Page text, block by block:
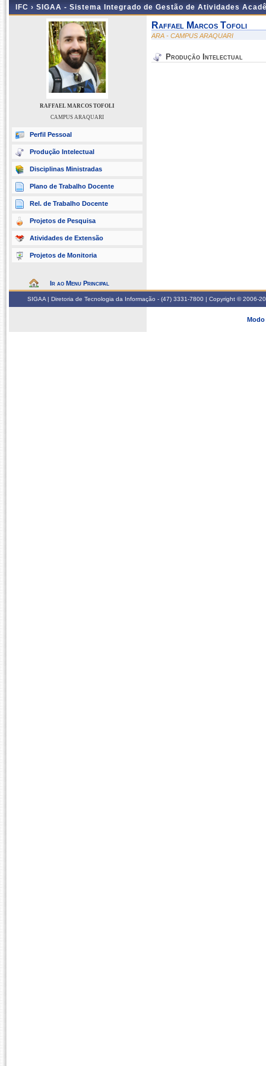
IFC › SIGAA - Sistema Integrado de Gestão de Atividades
RAFFAEL MARCOS TOFOLI
CAMPUS ARAQUARI
Perfil Pessoal
Produção Intelectual
Disciplinas Ministradas
Plano de Trabalho Docente
Rel. de Trabalho Docente
Projetos de Pesquisa
Atividades de Extensão
Projetos de Monitoria
Ir ao Menu Principal
Raffael Marcos Tofoli
ARA - CAMPUS ARAQUARI
Produção Intelectual
SIGAA | Diretoria de Tecnologia da Informação - (47) 3331-7800 | Copyright © 2006-
Modo